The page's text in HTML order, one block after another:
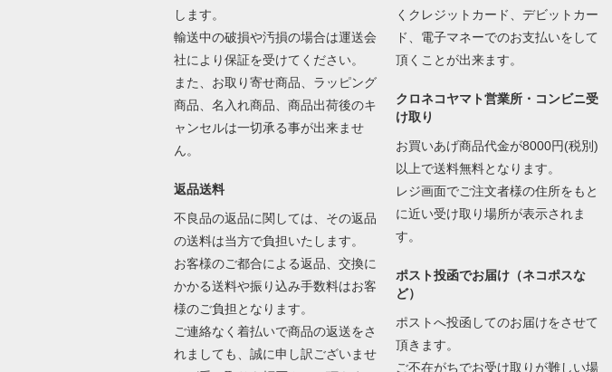
します。
輸送中の破損や汚損の場合は運送会
社により保証を受けてください。
また、お取り寄せ商品、ラッピング
商品、名入れ商品、商品出荷後のキ
ャンセルは一切承る事が出来ませ
ん。
返品送料
不良品の返品に関しては、その返品
の送料は当方で負担いたします。
お客様のご都合による返品、交換に
かかる送料や振り込み手数料はお客
様のご負担となります。
ご連絡なく着払いで商品の返送をさ
れましても、誠に申し訳ございませ
くクレジットカード、デビットカー
ド、電子マネーでのお支払いをして
頂くことが出来ます。
クロネコヤマト営業所・コンビニ受
け取り
お買いあげ商品代金が8000円(税別)
以上で送料無料となります。
レジ画面でご注文者様の住所をもと
に近い受け取り場所が表示されま
す。
ポスト投函でお届け（ネコポスな
ど）
ポストへ投函してのお届けをさせて
頂きます。
ご不在がちでお受け取りが難しい場